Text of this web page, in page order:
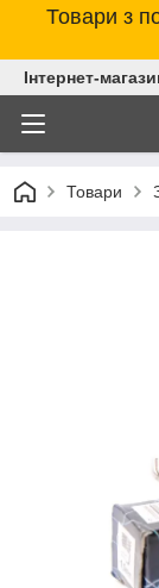
Товари з
Інтернет-
Товари